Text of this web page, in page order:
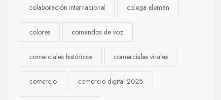
colaboración internacional colega alemán
colores comandos de voz
comerciales históricos comerciales virales
comercio comercio digital 2025